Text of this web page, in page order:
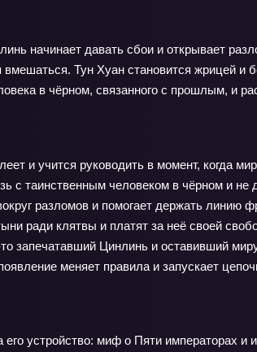
начинает давать сбои и открывает
Тун Хуан становится жрицей и
в чёрном, связанного с прошлым, и
и учится руководить в момент, когда
с таинственным человеком в чёрном и не
разломов и помогает держать линию
ради клятвы и платят за неё своей
запечатавший Цинлинь и оставивший
меняет правила и запускает
устройство: миф о Пяти императорах и